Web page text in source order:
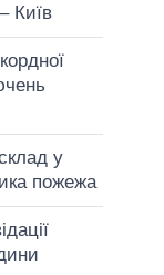
Київ
у
пожежа